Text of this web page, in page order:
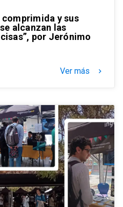
comprimida y sus
alcanzan las
por Jerónimo
Ver más keyboard_arrow_right